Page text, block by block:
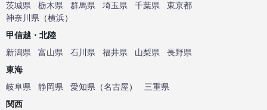
茨城県
栃木県 群馬県 埼玉県 千葉県
東京都
神奈川県 （横浜）
甲信越・北陸
新潟県
富山県 石川県 福井県 山梨県
長野県
東海
岐阜県
静岡県 愛知県 （名古屋）
三重県
関西